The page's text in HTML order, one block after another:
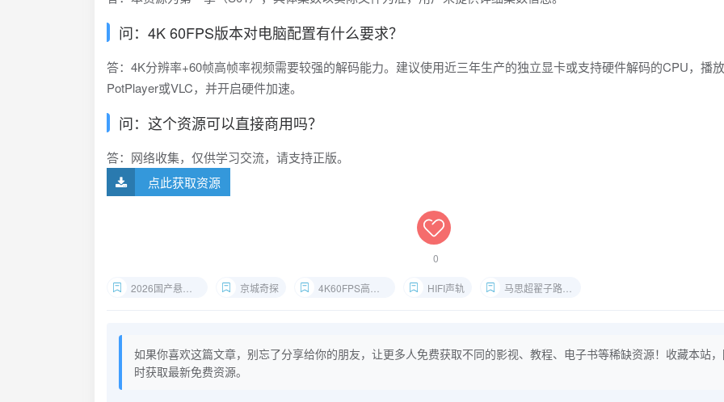
问：4K 60FPS版本对电脑配置有什么要求？
答：4K分辨率+60帧高帧率视频需要较强的解码能力。建议使用近三年生产的独立显卡或支持硬件解码的CPU，播
PotPlayer或VLC，并开启硬件加速。
问：这个资源可以直接商用吗？
答：网络收集，仅供学习交流，请支持正版。
点此获取资源
0
2026国产悬疑剧 京城奇探 4K60FPS高帧率 HIFI声轨 马思超翟子路主演
如果你喜欢这篇文章，别忘了分享给你的朋友，让更多人免费获取不同的影视、教程、电子书等稀缺资源！收藏本站
时获取最新免费资源。